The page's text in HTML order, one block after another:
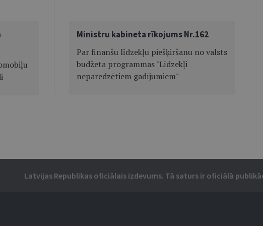
Ministru kabineta rīkojums Nr.162
Par finanšu līdzekļu piešķiršanu no valsts
budžeta programmas "Līdzekļi
neparedzētiem gadījumiem"
Latvijas Republikas oficiālais izdevums. Tā saturs ir oficiālā